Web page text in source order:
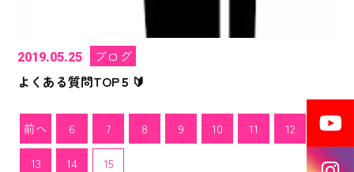
2019.05.25
ブログ
よくある質問TOP５🔰
前へ 6 7 8 9 10 11 12
13 14 15